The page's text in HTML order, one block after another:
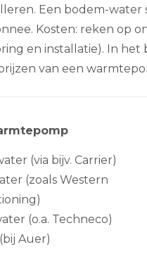
Een bodem-water
Kosten: reken op
en installatie). In het
van een
(via bijv. Carrier)
(zoals Western
(o.a. Techneco)
Auer)